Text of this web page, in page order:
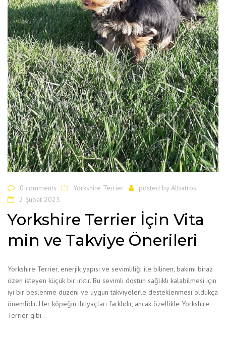
0 comments Yorkshire Terrier posted by Albatros
2 Şubat 2025
Yorkshire Terrier İçin Vita
min ve Takviye Önerileri
Yorkshire Terrier, enerjik yapısı ve sevimliliği ile bilinen, bakımı biraz
özen isteyen küçük bir ırktır. Bu sevimli dostun sağlıklı kalabilmesi için
iyi bir beslenme düzeni ve uygun takviyelerle desteklenmesi oldukça
önemlidir. Her köpeğin ihtiyaçları farklıdır, ancak özellikle Yorkshire
Terrier gibi…